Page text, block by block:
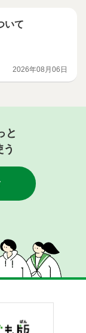
いて
2026年08月06日
と